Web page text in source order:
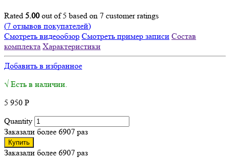
Rated 5.00 out of 5 based on 7 customer ratings
(7 отзывов покупателей)
Смотреть видеообзор Смотреть пример записи Состав
комплекта Характеристики
Добавить в избранное
√ Есть в наличии.
5 950 Р
Quantity
Заказали более 6907 раз
Купить
Заказали более 6907 раз